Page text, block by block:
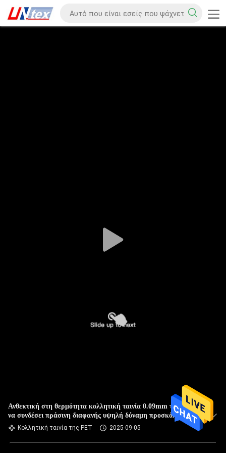
Ανθεκτική στη θερμότητα κολλητική ταινία 0.09mm της PET
να συνδέσει πράσινη διαφανής υψηλή δύναμη προσκόλλησης
ταινιών
Κολλητική ταινία της PET 2025-09-05